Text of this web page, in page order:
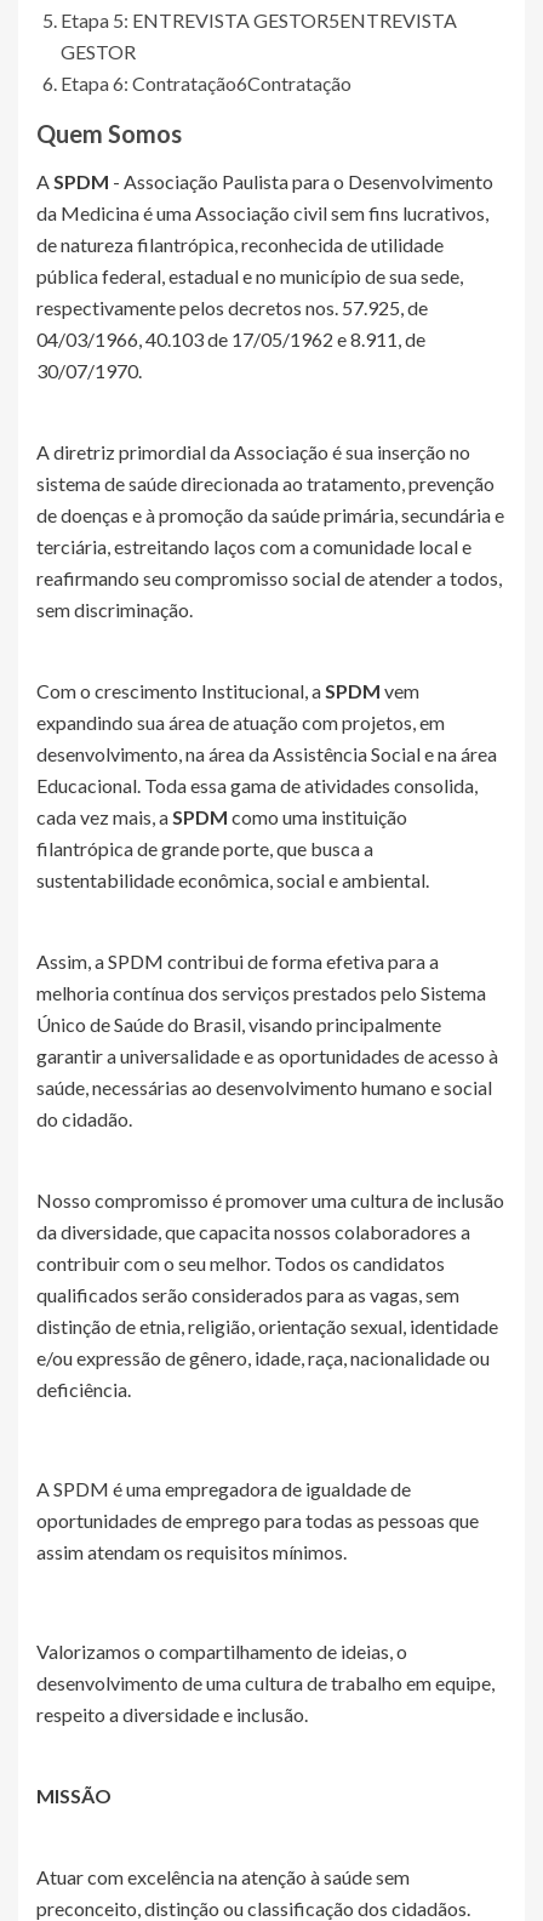
Etapa 5: ENTREVISTA GESTOR5ENTREVISTA
GESTOR
Etapa 6: Contratação6Contratação
Quem Somos
ASPDM - Associação Paulista para o Desenvolvimento
da Medicina é uma Associação civil sem fins lucrativos,
de natureza filantrópica, reconhecida de utilidade
pública federal, estadual e no município de sua sede,
respectivamente pelos decretos nos. 57.925, de
04/03/1966, 40.103 de 17/05/1962 e 8.911, de
30/07/1970.
A diretriz primordial da Associação é sua inserção no
sistema de saúde direcionada ao tratamento, prevenção
de doenças e à promoção da saúde primária, secundária e
terciária, estreitando laços com a comunidade local e
reafirmando seu compromisso social de atender a todos,
sem discriminação.
Com o crescimento Institucional, aSPDM vem
expandindo sua área de atuação com projetos, em
desenvolvimento, na área da Assistência Social e na área
Educacional. Toda essa gama de atividades consolida,
cada vez mais, aSPDM como uma instituição
filantrópica de grande porte, que busca a
sustentabilidade econômica, social e ambiental.
Assim, a SPDM contribui de forma efetiva para a
melhoria contínua dos serviços prestados pelo Sistema
Único de Saúde do Brasil, visando principalmente
garantir a universalidade e as oportunidades de acesso à
saúde, necessárias ao desenvolvimento humano e social
do cidadão.
Nosso compromisso é promover uma cultura de inclusão
da diversidade, que capacita nossos colaboradores a
contribuir com o seu melhor. Todos os candidatos
qualificados serão considerados para as vagas, sem
distinção de etnia, religião, orientação sexual, identidade
e/ou expressão de gênero, idade, raça, nacionalidade ou
deficiência.
A SPDM é uma empregadora de igualdade de
oportunidades de emprego para todas as pessoas que
assim atendam os requisitos mínimos.
Valorizamos o compartilhamento de ideias, o
desenvolvimento de uma cultura de trabalho em equipe,
respeito a diversidade e inclusão.
MISSÃO
Atuar com excelência na atenção à saúde sem
preconceito, distinção ou classificação dos cidadãos.